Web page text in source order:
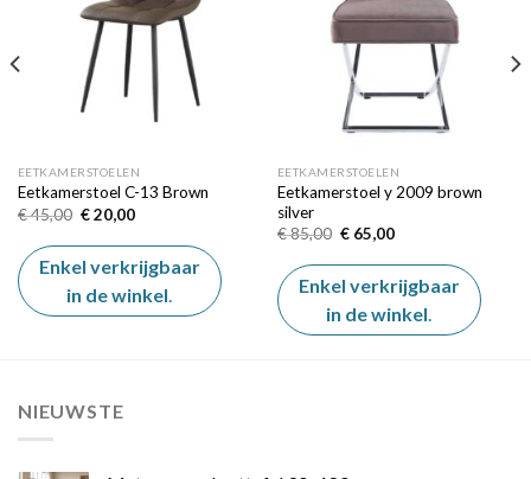
EETKAMERSTOELEN
Eetkamerstoel C-13 Brown
€45,00 Oorspronkelijke
was:
€ 45,00.
€20,00Huidige
is:
€ 20,00.
Enkel verkrijgbaar
in de winkel.
EETKAMERSTOELEN
Eetkamerstoel y 2009 brown
silver
€85,00 Oorspronkelijke
was:
€ 85,00.
€65,00Huidige
is:
€ 65,00.
Enkel verkrijgbaar
in de winkel.
NIEUWSTE